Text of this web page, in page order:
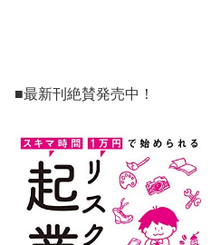
■最新刊絶賛発売中！